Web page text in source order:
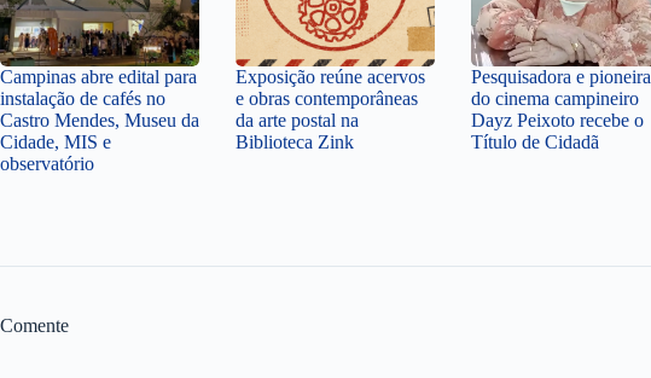
Campinas abre edital para
instalação de cafés no
Castro Mendes, Museu da
Cidade, MIS e
observatório
Exposição reúne acervos
e obras contemporâneas
da arte postal na
Biblioteca Zink
Pesquisadora e pioneira
do cinema campineiro
Dayz Peixoto recebe o
Título de Cidadã
Comente